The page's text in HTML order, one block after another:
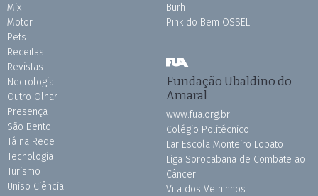
Mix
Motor
Pets
Receitas
Revistas
Necrologia
Outro Olhar
Presença
São Bento
Tá na Rede
Tecnologia
Turismo
Uniso Ciência
Burh
Pink do Bem OSSEL
Fundação Ubaldino do
Amaral
www.fua.org.br
Colégio Politécnico
Lar Escola Monteiro Lobato
Liga Sorocabana de Combate ao
Câncer
Vila dos Velhinhos